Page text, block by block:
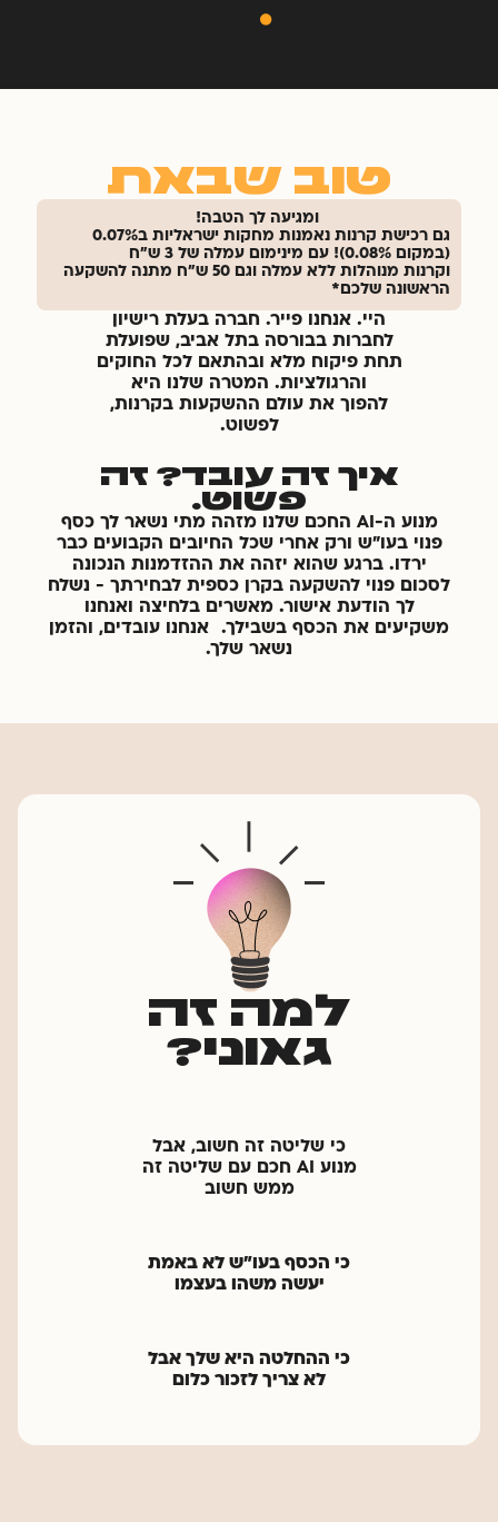
טוב שבאת
ומגיעה לך הטבה!
גם רכישת קרנות נאמנות מחקות ישראליות ב0.07%
(במקום 0.08%)! עם מינימום עמלה של 3 ש"ח
וקרנות מנוהלות ללא עמלה וגם 50 ש"ח מתנה להשקעה
הראשונה שלכם*
היי. אנחנו פייר. חברה בעלת רישיון
לחברות בבורסה בתל אביב, שפועלת
תחת פיקוח מלא ובהתאם לכל החוקים
והרגולציות. המטרה שלנו היא
להפוך את עולם ההשקעות בקרנות,
לפשוט.
איך זה עובד? זה
פשוט.
מנוע ה-AI החכם שלנו מזהה מתי נשאר לך כסף
פנוי בעו"ש ורק אחרי שכל החיובים הקבועים כבר
ירדו. ברגע שהוא יזהה את ההזדמנות הנכונה
לסכום פנוי להשקעה בקרן כספית לבחירתך - נשלח
לך הודעת אישור. מאשרים בלחיצה ואנחנו
משקיעים את הכסף בשבילך. אנחנו עובדים, והזמן
נשאר שלך.
למה זה
גאוני?
כי שליטה זה חשוב, אבל
מנוע AI חכם עם
שליטה זה
ממש חשוב
כי הכסף בעו"ש לא באמת
יעשה משהו בעצמו
כי ההחלטה היא שלך אבל
לא צריך לזכור כלום